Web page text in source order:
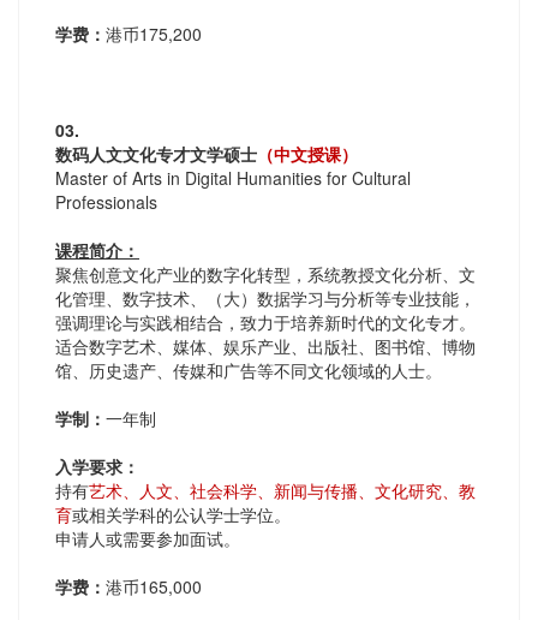
学费： 港币175,200
03.
数码人文文化专才文学硕士 （中文授课）
Master of Arts in Digital Humanities for Cultural
Professionals
课程简介：
聚焦创意文化产业的数字化转型，系统教授文化分析、文
化管理、数字技术、（大）数据学习与分析等专业技能，
强调理论与实践相结合，致力于培养新时代的文化专才。
适合数字艺术、媒体、娱乐产业、出版社、图书馆、博物
馆、历史遗产、传媒和广告等不同文化领域的人士。
学制： 一年制
入学要求：
持有艺术、人文、社会科学、新闻与传播、文化研究、教
育或相关学科的公认学士学位。
申请人或需要参加面试。
学费： 港币165,000